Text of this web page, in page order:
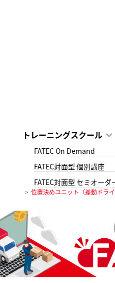
トレーニングスクール
FATEC On Demand
FATEC対面型 個別講座
FATEC対面型 セミオーダ
位置決めユニット（差動ドライ